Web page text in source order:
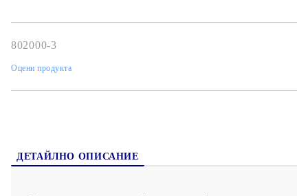
и GSМ връзки сфотографско качество.Без изискване за
пишете ни на info@giftbg.com или ни се обадете.
802000-3
Оцени продукта
ДЕТАЙЛНО ОПИСАНИЕ